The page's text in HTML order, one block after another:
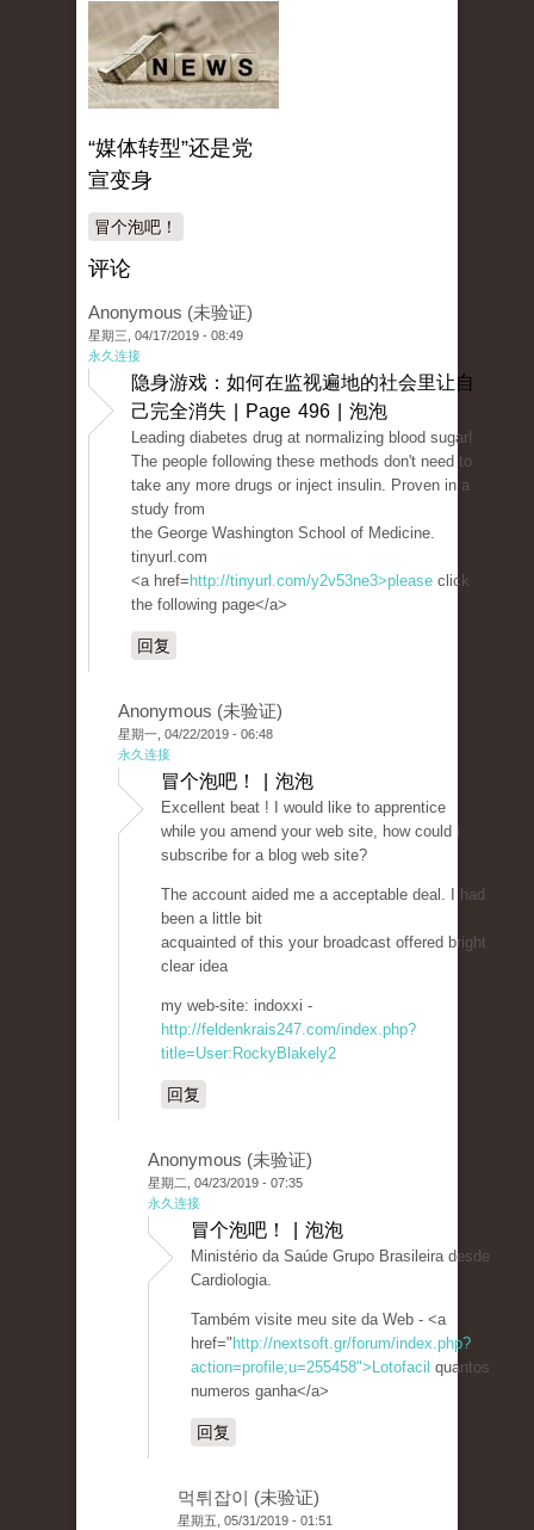
“媒体转型”还是党
宣变身
冒个泡吧！
评论
Anonymous (未验证)
星期三, 04/17/2019 - 08:49
永久连接
隐身游戏：如何在监视遍地的社会里让自
己完全消失 | Page 496 | 泡泡
Leading diabetes drug at normalizing blood sugar!
The people following these methods don't need to
take any more drugs or inject insulin. Proven in a
study from
the George Washington School of Medicine.
tinyurl.com
<a href= http://tinyurl.com/y2v53ne3>please click
the following page</a>
回复
Anonymous (未验证)
星期一, 04/22/2019 - 06:48
永久连接
冒个泡吧！ | 泡泡
Excellent beat ! I would like to apprentice
while you amend your web site, how could i
subscribe for a blog web site?
The account aided me a acceptable deal. I had
been a little bit
acquainted of this your broadcast offered bright
clear idea
my web-site: indoxxi -
http://feldenkrais247.com/index.php?
title=User:RockyBlakely2
回复
Anonymous (未验证)
星期二, 04/23/2019 - 07:35
永久连接
冒个泡吧！ | 泡泡
Ministério da Saúde Grupo Brasileira desde
Cardiologia.
Também visite meu site da Web - <a
href=" http://nextsoft.gr/forum/index.php?
action=profile;u=255458">Lotofacil quantos
numeros ganha</a>
回复
먹튀잡이 (未验证)
星期五, 05/31/2019 - 01:51